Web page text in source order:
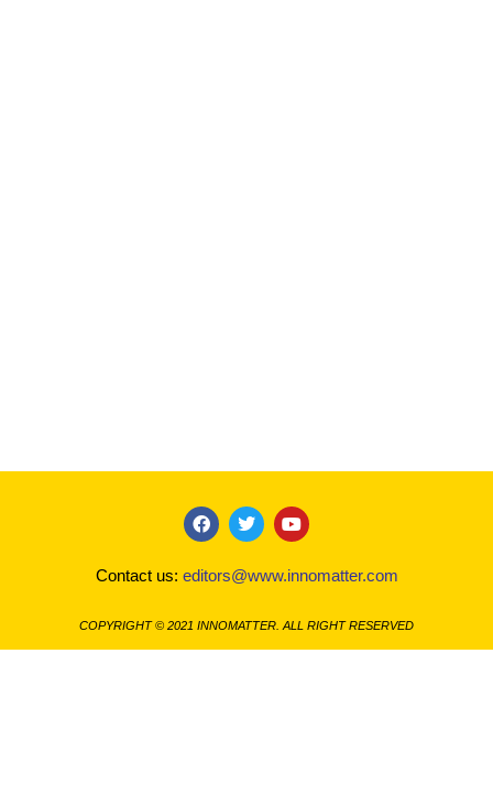
F
a
c
e
o
o
k
T
w
i
t
e
r
Y
o
u
t
b
e
Contact us: editors@www.innomatter.com
COPYRIGHT © 2021 INNOMATTER. ALL RIGHT RESERVED